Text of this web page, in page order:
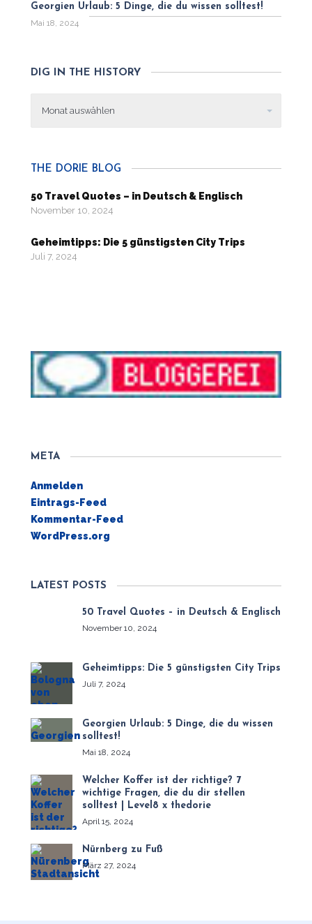
Georgien Urlaub: 5 Dinge, die du wissen solltest!
Mai 18, 2024
DIG IN THE HISTORY
THE DORIE BLOG
50 Travel Quotes – in Deutsch & Englisch
November 10, 2024
Geheimtipps: Die 5 günstigsten City Trips
Juli 7, 2024
META
Anmelden
Eintrags-Feed
Kommentar-Feed
WordPress.org
LATEST POSTS
50 Travel Quotes – in Deutsch & Englisch
November 10, 2024
Geheimtipps: Die 5 günstigsten City Trips
Juli 7, 2024
Georgien Urlaub: 5 Dinge, die du wissen
solltest!
Mai 18, 2024
Welcher Koffer ist der richtige? 7
wichtige Fragen, die du dir stellen
solltest | Level8 x thedorie
April 15, 2024
Nürnberg zu Fuß
März 27, 2024